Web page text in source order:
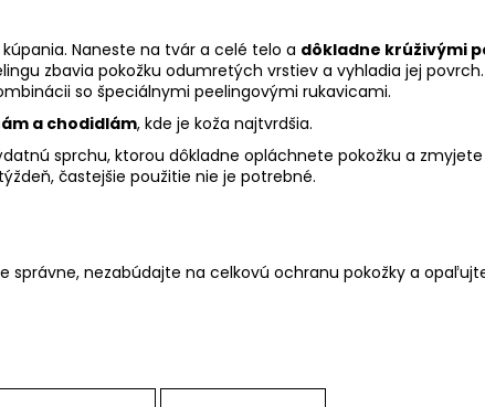
Naneste na tvár a celé telo a dôkladne krúživými
zbavia pokožku odumretých vrstiev a vyhladia jej
so špeciálnymi peelingovými rukavicami.
a chodidlám, kde je koža najtvrdšia.
sprchu, ktorou dôkladne opláchnete pokožku a
častejšie použitie nie je potrebné.
správne, nezabúdajte na celkovú ochranu pokožky a